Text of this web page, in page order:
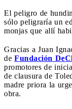
El peligro de
sólo peligraría un
monjas que allí
Gracias a Juan
de Fundación
promotores de
de clausura de
madre priora la
obra.